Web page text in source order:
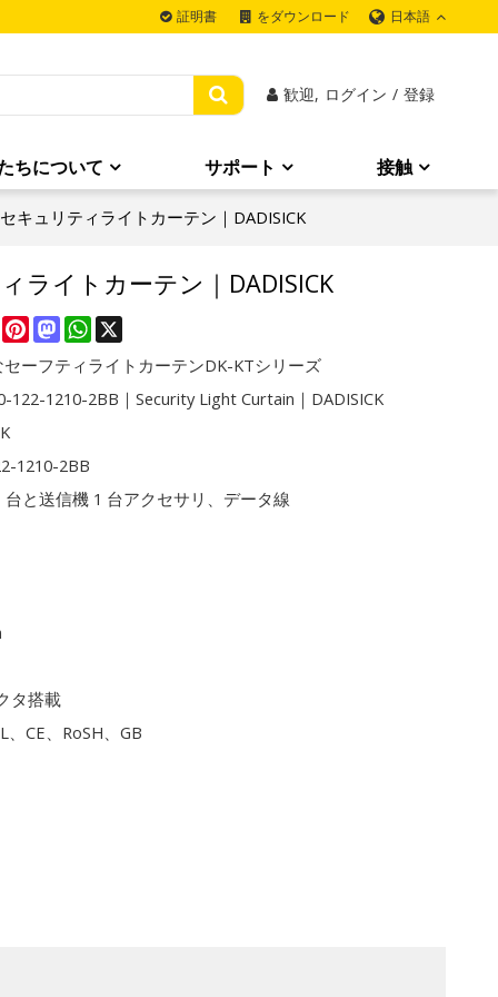
証明書 をダウンロード 日本語
歓迎, ログイン / 登録
ちについて サポート 接触
キュリティライトカーテン｜DADISICK
ライトカーテン｜DADISICK
Facebook
PinterestMastodonWhatsApp
ーフティライトカーテンDK-KTシリーズ
122-1210-2BB｜Security Light Curtain｜DADISICK
1210-2BB
台と送信機 1 台アクセサリ、データ線
タ搭載
、CE、RoSH、GB